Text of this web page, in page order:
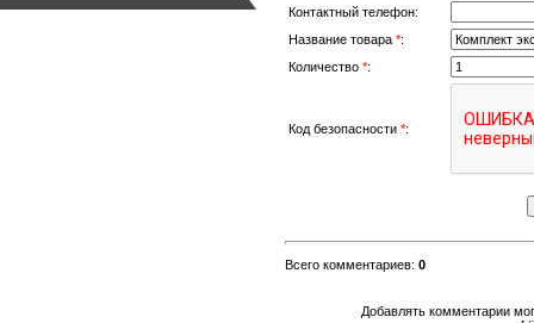
Контактный телефон:
Название товара *:
Количество *:
Код безопасности *:
Всего комментариев: 0
Добавлять комментарии